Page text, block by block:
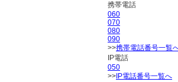
携帯電話
060
070
080
090
>>携帯電話番号一覧
IP電話
050
>> IP電話番号一覧へ